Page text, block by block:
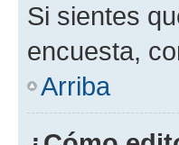
Si sientes
encuesta,
Arriba